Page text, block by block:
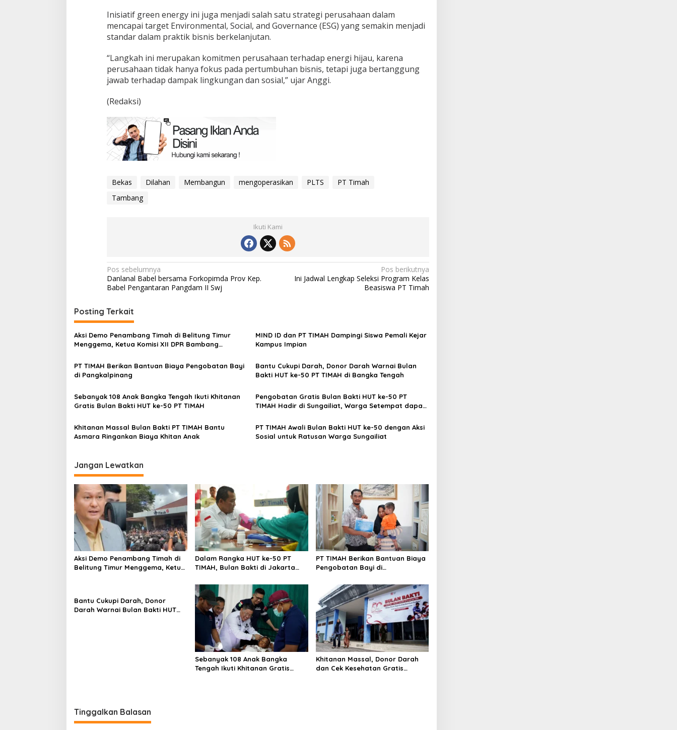
Inisiatif green energy ini juga menjadi salah satu strategi perusahaan dalam
mencapai target Environmental, Social, and Governance (ESG) yang semakin menjadi
standar dalam praktik bisnis berkelanjutan.
“Langkah ini merupakan komitmen perusahaan terhadap energi hijau, karena
perusahaan tidak hanya fokus pada pertumbuhan bisnis, tetapi juga bertanggung
jawab terhadap dampak lingkungan dan sosial,” ujar Anggi.
(Redaksi)
Bekas Dilahan Membangun mengoperasikan PLTS
PT Timah
Tambang
Ikuti Kami
Navigasi
pos
Pos sebelumnya
Danlanal Babel bersama Forkopimda Prov Kep.
Babel Pengantaran Pangdam II Swj
Pos berikutnya
Ini Jadwal Lengkap Seleksi Program Kelas
Beasiswa PT Timah
Posting Terkait
Aksi Demo Penambang Timah di Belitung Timur
Menggema, Ketua Komisi XII DPR Bambang
MIND ID dan PT TIMAH Dampingi Siswa Pemali Kejar
Kampus Impian
PT TIMAH Berikan Bantuan Biaya Pengobatan Bayi
di Pangkalpinang
Bantu Cukupi Darah, Donor Darah Warnai Bulan
Bakti HUT ke-50 PT TIMAH di Bangka Tengah
Sebanyak 108 Anak Bangka Tengah Ikuti Khitanan
Gratis Bulan Bakti HUT ke-50 PT TIMAH
Pengobatan Gratis Bulan Bakti HUT ke-50 PT
TIMAH Hadir di Sungailiat, Warga Setempat dapat
Khitanan Massal Bulan Bakti PT TIMAH Bantu
Asmara Ringankan Biaya Khitan Anak
PT TIMAH Awali Bulan Bakti HUT ke-50 dengan Aksi
Sosial untuk Ratusan Warga Sungailiat
Jangan Lewatkan
Aksi Demo Penambang Timah di
Belitung Timur Menggema, Ketua
Dalam Rangka HUT ke-50 PT
TIMAH, Bulan Bakti di Jakarta
Darah, dan Layanan Kesehatan
Gratis
PT TIMAH Berikan Bantuan Biaya
Pengobatan Bayi di
Bantu Cukupi Darah, Donor
Darah Warnai Bulan Bakti HUT
Sebanyak 108 Anak Bangka
Tengah Ikuti Khitanan Gratis
Khitanan Massal, Donor Darah
dan Cek Kesehatan Gratis
Tinggalkan Balasan